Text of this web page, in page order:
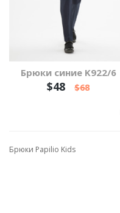
Брюки синие K922/6
$48 $68
Брюки Papilio Kids